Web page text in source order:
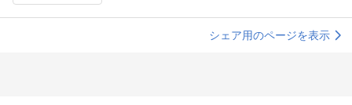
シェア用のページを表示